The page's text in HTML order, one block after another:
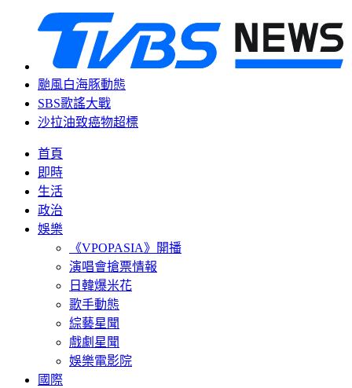
颱風白海豚動態
SBS歌謠大戰
沙拉油致癌物超標
首頁
即時
生活
政治
娛樂
《VPOPASIA》開播
演唱會搶票情報
日韓爆米花
歌手動態
綜藝星聞
戲劇星聞
娛樂電影院
國際